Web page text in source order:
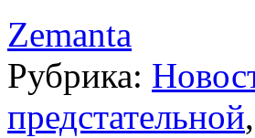
Zemanta
Рубрика:
предстательной,